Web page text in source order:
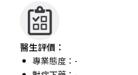
醫生評價：
專業態度：-